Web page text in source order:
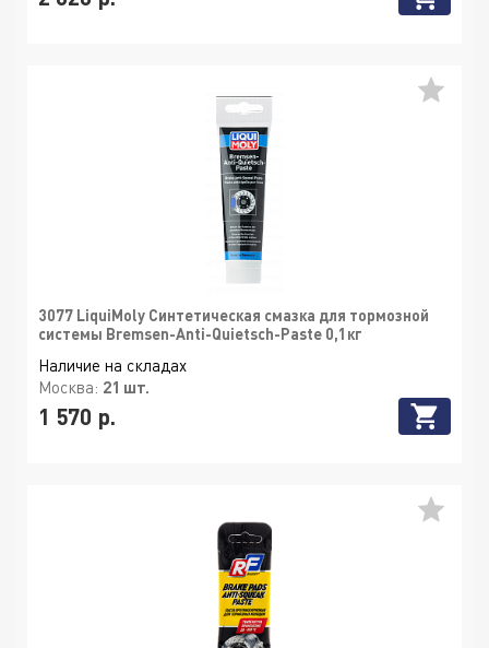
3077 LiquiMoly Синтетическая смазка для тормозной
системы Bremsen-Anti-Quietsch-Paste 0,1кг
Наличие на складах
Москва: 21 шт.
1 570 р.